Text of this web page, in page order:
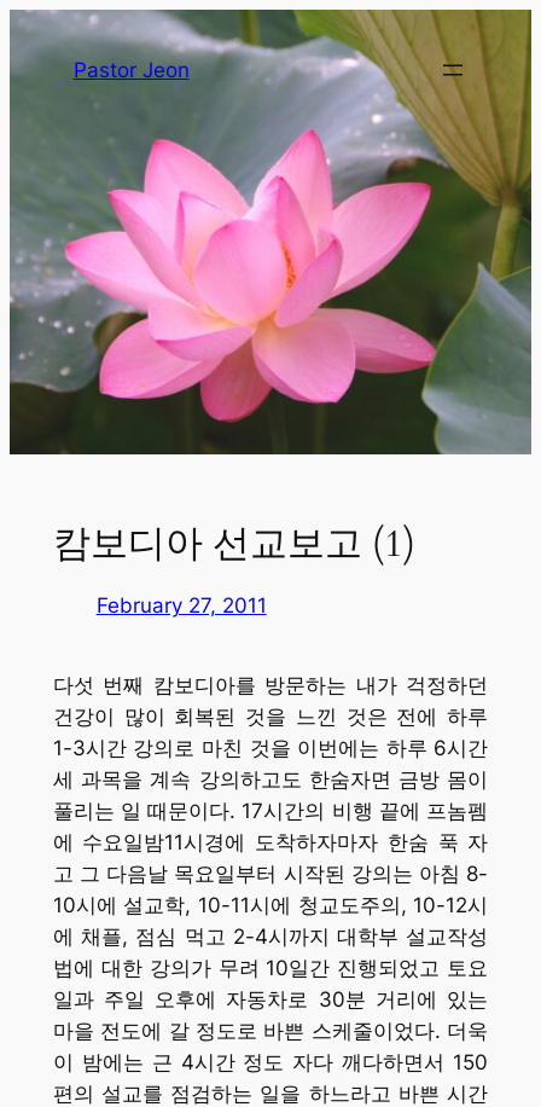
Pastor Jeon
캄보디아 선교보고 (1)
February 27, 2011
다섯 번째 캄보디아를 방문하는 내가 걱정하던
건강이 많이 회복된 것을 느낀 것은 전에 하루
1-3시간 강의로 마친 것을 이번에는 하루 6시간
세 과목을 계속 강의하고도 한숨자면 금방 몸이
풀리는 일 때문이다. 17시간의 비행 끝에 프놈펨
에 수요일밤11시경에 도착하자마자 한숨 푹 자
고 그 다음날 목요일부터 시작된 강의는 아침 8-
10시에 설교학, 10-11시에 청교도주의, 10-12시
에 채플, 점심 먹고 2-4시까지 대학부 설교작성
법에 대한 강의가 무려 10일간 진행되었고 토요
일과 주일 오후에 자동차로 30분 거리에 있는
마을 전도에 갈 정도로 바쁜 스케줄이었다. 더욱
이 밤에는 근 4시간 정도 자다 깨다하면서 150
편의 설교를 점검하는 일을 하느라고 바쁜 시간